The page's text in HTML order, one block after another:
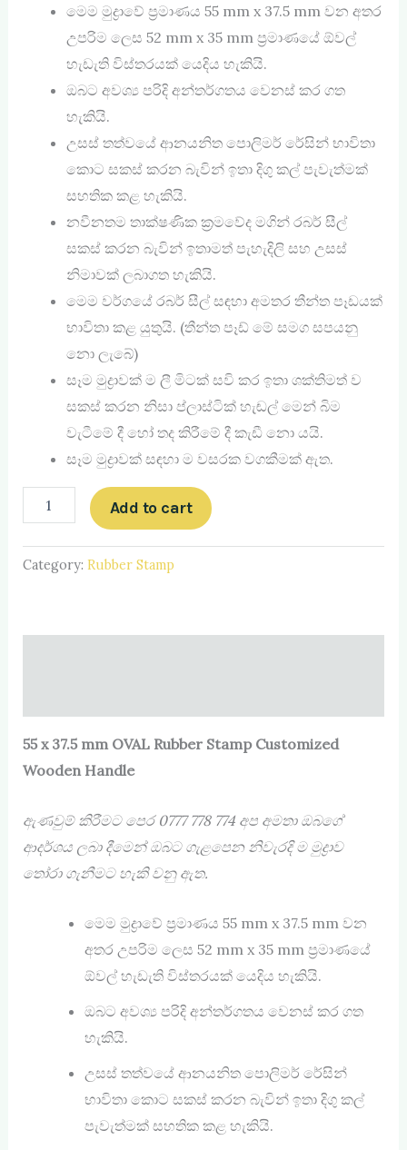
මෙම මුද්‍රාවේ ප්‍රමාණය 55 mm x 37.5 mm වන අතර
උපරිම ලෙස 52 mm x 35 mm ප්‍රමාණයේ ඕවල්
හැඩැති විස්තරයක් යෙදිය හැකියි.
ඔබට අවශ්‍ය පරිදි අන්තර්ගතය වෙනස් කර ගත
හැකියි.
උසස් තත්වයේ ආනයනිත පොලිමර් රේසින් භාවිතා
කොට සකස් කරන බැවින් ඉතා දිගු කල් පැවැත්මක්
සහතික කළ හැකියි.
නවීනතම තාක්ෂණික ක්‍රමවේද මගින් රබර් සීල්
සකස් කරන බැවින් ඉතාමත් පැහැදිලි සහ උසස්
නිමාවක් ලබාගත හැකියි.
මෙම වර්ගයේ රබර් සීල් සඳහා අමතර තීන්ත පෑඩයක්
භාවිතා කළ යුතුයි. (තීන්ත පෑඩ් ‍මේ සමග සපයනු
නො ලැබේ)
සෑම මුද්‍රාවක් ම ලී මිටක් සවි කර ඉතා ශක්තිමත් ව
සකස් කරන නිසා ප්ලාස්ටික් හැඬල් මෙන් බිම
වැටීමේ දී හෝ තද කිරීමේ දී කැඩී නො යයි.
සෑම මුද්‍රාවක් සඳහා ම වසරක වගකීමක් ඇත.
Add to cart
Category: Rubber Stamp
55 x 37.5 mm OVAL Rubber Stamp Customized
Wooden Handle
ඇණවුම් කිරීමට පෙර 0777 778 774අප අමතා ඔබගේ
ආදර්ශය ලබා දීමෙන් ඔබට ගැළපෙන නිවැරදි ම මුද්‍රාව
තෝරා ගැනීමට හැකි වනු ඇත.
මෙම මුද්‍රාවේ ප්‍රමාණය 55 mm x 37.5 mm වන
අතර උපරිම ලෙස 52 mm x 35 mm ප්‍රමාණයේ
ඕවල් හැඩැති විස්තරයක් යෙදිය හැකියි.
ඔබට අවශ්‍ය පරිදි අන්තර්ගතය වෙනස් කර ගත
හැකියි.
උසස් තත්වයේ ආනයනිත පොලිමර් රේසින්
භාවිතා කොට සකස් කරන බැවින් ඉතා දිගු කල්
පැවැත්මක් සහතික කළ හැකියි.